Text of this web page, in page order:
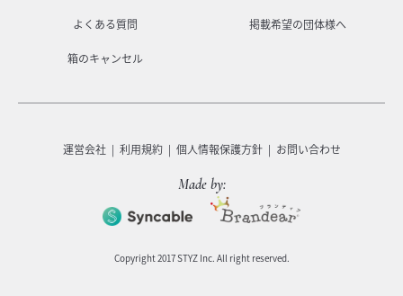
よくある質問 掲載希望の団体様へ
箱のキャンセル
運営会社 利用規約 個人情報保護方針 お問い合わせ
Made by:
Copyright 2017 STYZ Inc. All right reserved.